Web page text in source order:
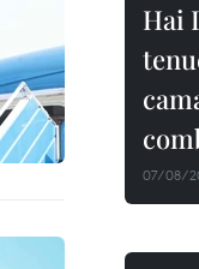
Hai
07/08/